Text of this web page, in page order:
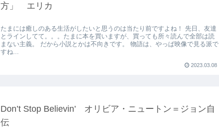
方」 エリカ
たまには癒しのある生活がしたいと思うのは当たり前ですよね！ 先日、友達
とラインしてて。。。たまに本を買いますが、買っても所々読んで全部は読
まない主義。 だから小説とかは不向きです。 物語は、やっぱ映像で見る派で
すね...
2023.03.08
Don’t Stop Believin’ オリビア・ニュートン＝ジョン自
伝